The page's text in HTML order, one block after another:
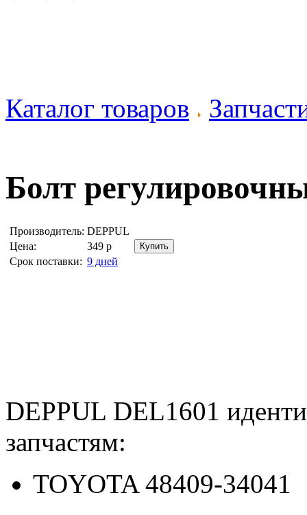
Каталог товаров
Болт
Производитель: DEPPUL
Цена:
349 р
Срок поставки: 9 дней
DEPPUL DEL1601
запчастям:
TOYOTA 48409-34041